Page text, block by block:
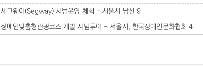
세그웨이(Segway) 시범운영 체험 - 서울시 남산 9
장애인맞춤형관광코스 개발 시범투어 - 서울시, 한국장애인문화협회 4